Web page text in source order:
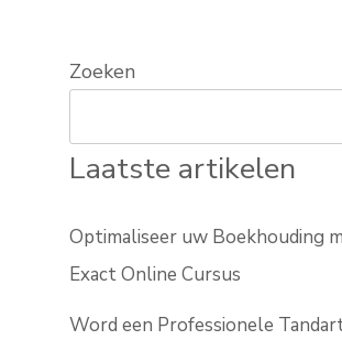
Zoeken
Laatste artikelen
Optimaliseer uw Boekhouding
Exact Online Cursus
Word een Professionele